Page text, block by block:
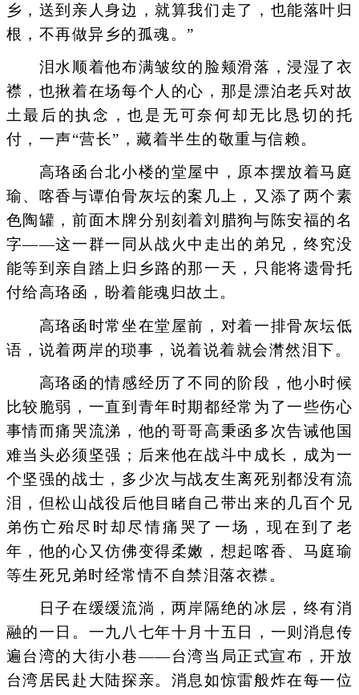
乡，送到亲人身边，就算我们走了，也能落叶归
根，不再做异乡的孤魂。”
泪水顺着他布满皱纹的脸颊滑落，浸湿了衣
襟，也揪着在场每个人的心，那是漂泊老兵对故
土最后的执念，也是无可奈何却无比恳切的托
付，一声“营长”，藏着半生的敬重与信赖。
高珞函台北小楼的堂屋中，原本摆放着马庭
瑜、喀香与谭伯骨灰坛的案几上，又添了两个素
色陶罐，前面木牌分别刻着刘腊狗与陈安福的名
字——这一群一同从战火中走出的弟兄，终究没
能等到亲自踏上归乡路的那一天，只能将遗骨托
付给高珞函，盼着能魂归故土。
高珞函时常坐在堂屋前，对着一排骨灰坛低
语，说着两岸的琐事，说着说着就会潸然泪下。
高珞函的情感经历了不同的阶段，他小时候
比较脆弱，一直到青年时期都经常为了一些伤心
事情而痛哭流涕，他的哥哥高秉函多次告诫他国
难当头必须坚强；后来他在战斗中成长，成为一
个坚强的战士，多少次与战友生离死别都没有流
泪，但松山战役后他目睹自己带出来的几百个兄
弟伤亡殆尽时却尽情痛哭了一场，现在到了老
年，他的心又仿佛变得柔嫩，想起喀香、马庭瑜
等生死兄弟时经常情不自禁泪落衣襟。
日子在缓缓流淌，两岸隔绝的冰层，终有消
融的一日。一九八七年十月十五日，一则消息传
遍台湾的大街小巷——台湾当局正式宣布，开放
台湾居民赴大陆探亲。消息如惊雷般炸在每一位